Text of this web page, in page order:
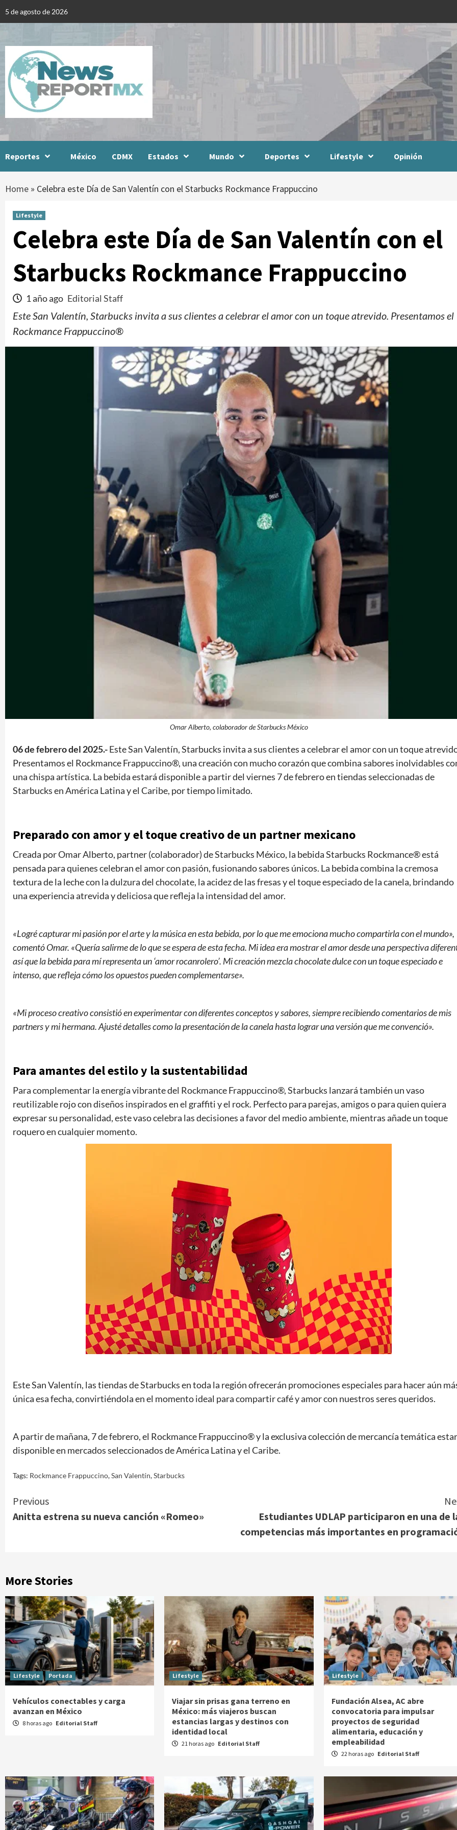
5 de agosto de 2026
Reportes México CDMX Estados Mundo Deportes Lifestyle Opinión
Home » Celebra este Día de San Valentín con el Starbucks Rockmance Frappuccino
Lifestyle
Celebra este Día de San Valentín con el
Starbucks Rockmance Frappuccino
1 año ago Editorial Staff
Este San Valentín, Starbucks invita a sus clientes a celebrar el amor con un toque atrevido. Presentamos el
Rockmance Frappuccino®
Omar Alberto, colaborador de Starbucks México
06 de febrero del 2025.-Este San Valentín, Starbucks invita a sus clientes a celebrar el amor con un toque
Presentamos el Rockmance Frappuccino®, una creación con mucho corazón que combina sabores inolvidables
una chispa artística. La bebida estará disponible a partir del viernes 7 de febrero en tiendas seleccionadas de
Starbucks en América Latina y el Caribe, por tiempo limitado.
Preparado con amor y el toque creativo de un partner mexicano
Creada por Omar Alberto, partner (colaborador) de Starbucks México, la bebida Starbucks Rockmance® está
pensada para quienes celebran el amor con pasión, fusionando sabores únicos. La bebida combina la cremosa
textura de la leche con la dulzura del chocolate, la acidez de las fresas y el toque especiado de la canela, brindando
una experiencia atrevida y deliciosa que refleja la intensidad del amor.
«Logré capturar mi pasión por el arte y la música en esta bebida, por lo que me emociona mucho compartirla con el mundo»,
comentó Omar. «Quería salirme de lo que se espera de esta fecha. Mi idea era mostrar el amor desde una perspectiva
así que la bebida para mí representa un ‘amor rocanrolero’. Mi creación mezcla chocolate dulce con un toque especiado e
intenso, que refleja cómo los opuestos pueden complementarse».
«Mi proceso creativo consistió en experimentar con diferentes conceptos y sabores, siempre recibiendo comentarios de mis
partners y mi hermana. Ajusté detalles como la presentación de la canela hasta lograr una versión que me convenció».
Para amantes del estilo y la sustentabilidad
Para complementar la energía vibrante del Rockmance Frappuccino®, Starbucks lanzará también un vaso
reutilizable rojo con diseños inspirados en el graffiti y el rock. Perfecto para parejas, amigos o para quien quiera
expresar su personalidad, este vaso celebra las decisiones a favor del medio ambiente, mientras añade un toque
roquero en cualquier momento.
Este San Valentín, las tiendas de Starbucks en toda la región ofrecerán promociones especiales para hacer aún
única esa fecha, convirtiéndola en el momento ideal para compartir café y amor con nuestros seres queridos.
A partir de mañana, 7 de febrero, el Rockmance Frappuccino® y la exclusiva colección de mercancía temática
disponible en mercados seleccionados de América Latina y el Caribe.
Tags: Rockmance Frappuccino,San Valentín,Starbucks
Continue
Reading
Previous
Anitta estrena su nueva canción «Romeo»
Estudiantes UDLAP participaron en una de
competencias más importantes en
More Stories
Lifestyle Portada
Vehículos conectables y carga
avanzan en México
8 horas ago Editorial Staff
Lifestyle
Viajar sin prisas gana terreno en
México: más viajeros buscan
estancias largas y destinos con
identidad local
21 horas ago Editorial Staff
Lifestyle
Fundación Alsea, AC abre
convocatoria para impulsar
proyectos de seguridad
alimentaria, educación y
empleabilidad
22 horas ago Editorial Staff
Manifestaciones Reportes
Manifestaciones hoy en CDMX 4 de agosto del
2026
2 días ago